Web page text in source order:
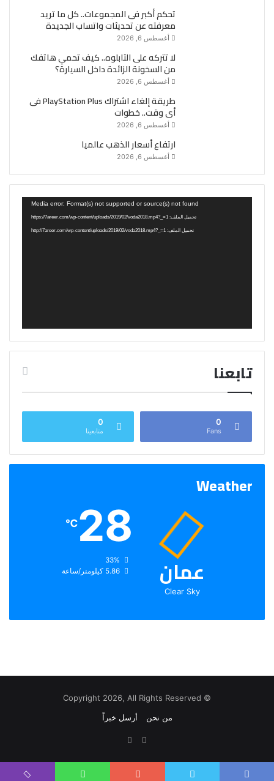
تحكم أكبر فى المجموعات.. كل ما تريد
معرفته عن تحديثات واتساب الجديدة
أغسطس 6, 2026
لا تتركه على التابلوه.. كيف تحمي هاتفك
من السخونة الزائدة داخل السيارة؟
أغسطس 6, 2026
طريقة إلغاء اشتراك PlayStation Plus فى
أى وقت.. خطوات
أغسطس 6, 2026
ارتفاع أسعار الذهب عالميا
أغسطس 6, 2026
Media error: Format(s) not supported or source(s) not found
تحميل الملف: https://7areer.com/wp-content/uploads/2019/02/voda2018.mp4?_=1
تحميل الملف: http://7areer.com/wp-content/uploads/2019/02/voda2018.mp4?_=1
تابعنا
0
Fans
0
متابعينا
Weather
عمان
Clear Sky
28
℃
الرطوبة:
الرياح:5.86 كيلومتر/ساعة
© Copyright 2026, All Rights Reserved
من نحن
أرسل خبراً